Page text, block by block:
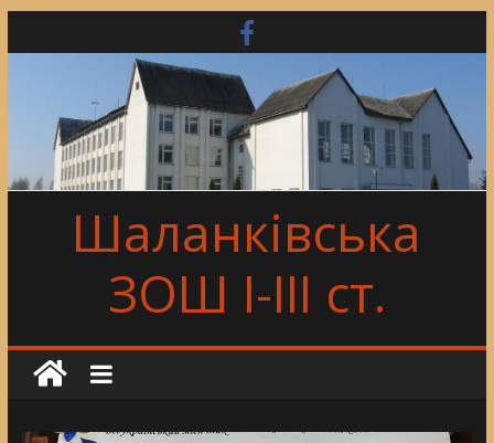
to
Шаланківська
ЗОШ І-ІІІ ст.